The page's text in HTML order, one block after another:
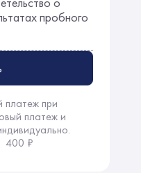
пробного
платеж при
платеж и
400 ₽